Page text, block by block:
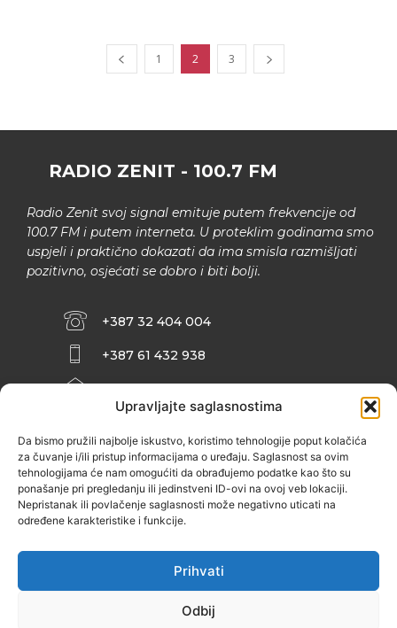
Upravljajte saglasnostima
Da bismo pružili najbolje iskustvo, koristimo tehnologije poput kolačića
za čuvanje i/ili pristup informacijama o uređaju. Saglasnost sa ovim
tehnologijama će nam omogućiti da obrađujemo podatke kao što su
ponašanje pri pregledanju ili jedinstveni ID-ovi na ovoj veb lokaciji.
Nepristanak ili povlačenje saglasnosti može negativno uticati na
određene karakteristike i funkcije.
Prihvati
Odbij
1 2 3
RADIO ZENIT - 100.7 FM
Radio Zenit svoj signal emituje putem frekvencije od
100.7 FM i putem interneta. U proteklim godinama smo
uspjeli i praktično dokazati da ima smisla razmišljati
pozitivno, osjećati se dobro i biti bolji.
+387 32 404 004
+387 61 432 938
INFO@ZENIT.BA
ZENIČANKA, 3. SPRAT), 72000 ZENICA